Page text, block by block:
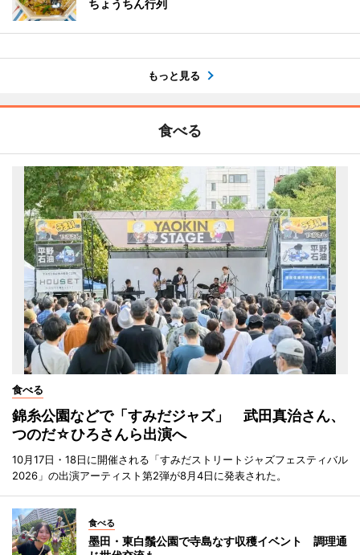
ちょうちん行列
もっと見る
食べる
食べる
錦糸公園などで「すみだジャズ」 武田真治さん、
つのだ☆ひろさんら出演へ
10月17日・18日に開催される「すみだストリートジャズフェスティバル
2026」の出演アーティスト第2弾が8月4日に発表された。
食べる
墨田・東白鬚公園で寺島なす収穫イベント 調理通